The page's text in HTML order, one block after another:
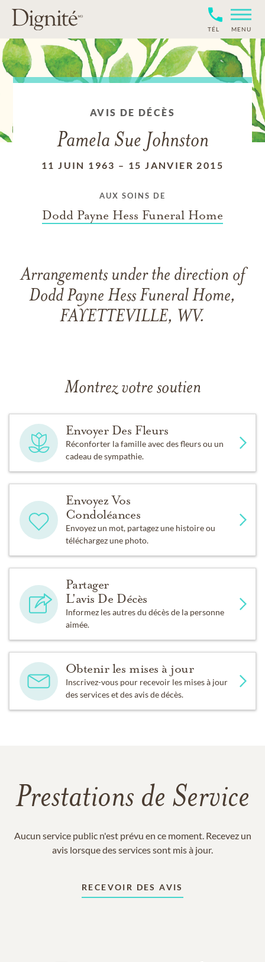
TÉL MENU
AVIS DE DÉCÈS
Pamela Sue Johnston
11 JUIN 1963 – 15 JANVIER 2015
AUX SOINS DE
Dodd Payne Hess Funeral Home
Arrangements under the direction of
Dodd Payne Hess Funeral Home,
FAYETTEVILLE, WV.
Montrez votre soutien
Envoyer Des Fleurs
Réconforter la famille avec des fleurs ou un
cadeau de sympathie.
Envoyez Vos
Condoléances
Envoyez un mot, partagez une histoire ou
téléchargez une photo.
Partager
L'avis De Décès
Informez les autres du décès de la personne
aimée.
Obtenir les mises à jour
Inscrivez-vous pour recevoir les mises à jour
des services et des avis de décès.
Prestations de Service
Aucun service public n'est prévu en ce moment. Recevez un
avis lorsque des services sont mis à jour.
RECEVOIR DES AVIS